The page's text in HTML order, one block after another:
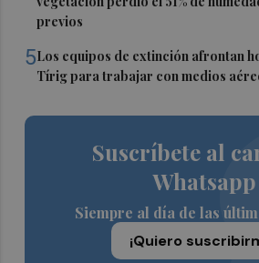
previos
5Los equipos de extinción afrontan
Tírig para trabajar con medios
Suscríbete al
Whatsapp
Siempre al día de las
¡Quiero